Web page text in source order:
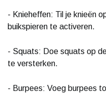
- Knieheffen: Til je knieën
buikspieren te activeren.
- Squats: Doe squats op
te versterken.
- Burpees: Voeg burpees